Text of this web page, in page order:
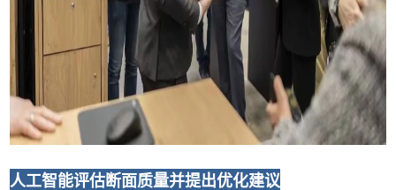
人工智能评估断面质量并提出优化建议